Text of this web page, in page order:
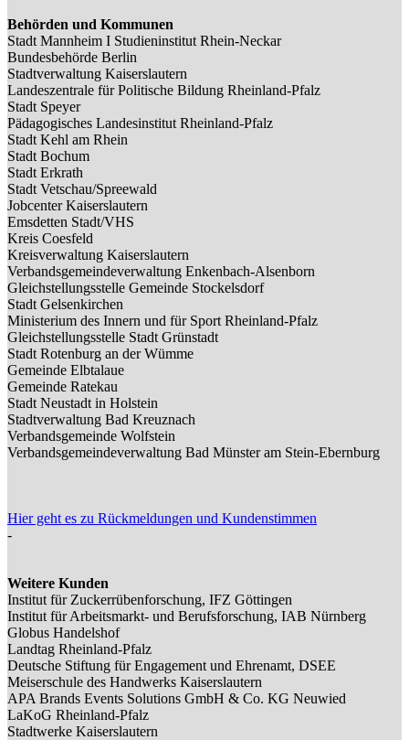
Behörden und Kommunen
Stadt Mannheim I Studieninstitut Rhein-Neckar
Bundesbehörde Berlin
Stadtverwaltung Kaiserslautern
Landeszentrale für Politische Bildung Rheinland-Pfalz
Stadt Speyer
Pädagogisches Landesinstitut Rheinland-Pfalz
Stadt Kehl am Rhein
Stadt Bochum
Stadt Erkrath
Stadt Vetschau/Spreewald
Jobcenter Kaiserslautern
Emsdetten Stadt/VHS
Kreis Coesfeld
Kreisverwaltung Kaiserslautern
Verbandsgemeindeverwaltung Enkenbach-Alsenborn
Gleichstellungsstelle Gemeinde Stockelsdorf
Stadt Gelsenkirchen
Ministerium des Innern und für Sport Rheinland-Pfalz
Gleichstellungsstelle Stadt Grünstadt
Stadt Rotenburg an der Wümme
Gemeinde Elbtalaue
Gemeinde Ratekau
Stadt Neustadt in Holstein
Stadtverwaltung Bad Kreuznach
Verbandsgemeinde Wolfstein
Verbandsgemeindeverwaltung Bad Münster am Stein-Ebernburg
Hier geht es zu Rückmeldungen und Kundenstimmen
-
Weitere Kunden
Institut für Zuckerrübenforschung, IFZ Göttingen
Institut für Arbeitsmarkt- und Berufsforschung, IAB Nürnberg
Globus Handelshof
Landtag Rheinland-Pfalz
Deutsche Stiftung für Engagement und Ehrenamt, DSEE
Meiserschule des Handwerks Kaiserslautern
APA Brands Events Solutions GmbH & Co. KG Neuwied
LaKoG Rheinland-Pfalz
Stadtwerke Kaiserslautern